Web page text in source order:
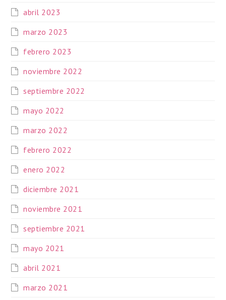
abril 2023
marzo 2023
febrero 2023
noviembre 2022
septiembre 2022
mayo 2022
marzo 2022
febrero 2022
enero 2022
diciembre 2021
noviembre 2021
septiembre 2021
mayo 2021
abril 2021
marzo 2021